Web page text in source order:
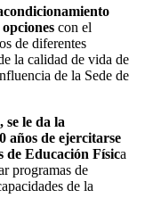
con el
de diferentes
la calidad de vida de
de la Sede de
, se le da la
años de ejercitarse
de Educación Física
programas de
de la